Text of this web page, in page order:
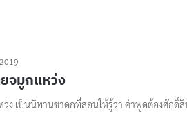
จมูกแหว่ง
ง เป็นนิทานชาดกที่สอนให้รู้ว่า คำพูดต้องศักดิ์